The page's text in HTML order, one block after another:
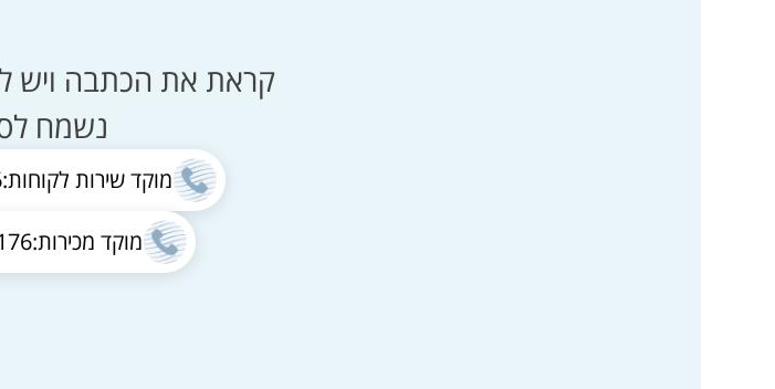
קראת את הכתבה ויש
נשמח
מוקד שירות לקוחות:
מוקד מכירות: